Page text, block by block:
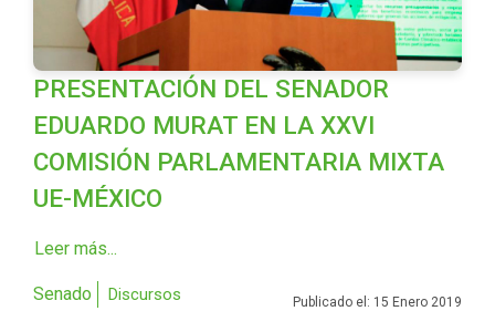
PRESENTACIÓN DEL SENADOR
EDUARDO MURAT EN LA XXVI
COMISIÓN PARLAMENTARIA MIXTA
UE-MÉXICO
Leer más...
Senado Discursos Publicado el: 15 Enero 2019